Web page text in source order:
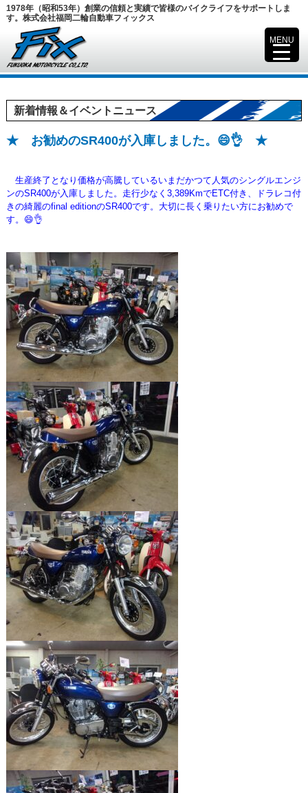
1978年（昭和53年）創業の信頼と実績で皆様のバイクライフをサポートしま
す。株式会社福岡二輪自動車フィックス
新着情報＆イベントニュース
★ お勧めのSR400が入庫しました。😄👌 ★
生産終了となり価格が高騰しているいまだかつて人気のシングルエンジ
ンのSR400が入庫しました。走行少なく3,389KmでETC付き、ドラレコ付
きの綺麗のfinal editionのSR400です。大切に長く乗りたい方にお勧めで
す。😄👌
MENU
▼